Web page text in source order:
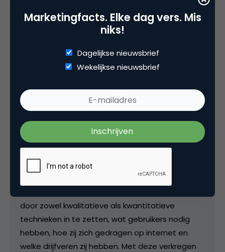
Robert-Jan van Diepen
Directeur/eigenaar bijDiepbiZniZ
What about user experience! Al meer dan 10 jaar
door zowel kwalitatieve als kwantitatieve
technieken in te zetten, wat gebruikers nodig
hebben, hoe zij zich gedragen op internet en
welke drijfveren zij hebben. Met deze verkregen
Marketingfacts. Elke dag vers. Mis
niks!
Dagelijkse nieuwsbrief
Wekelijkse nieuwsbrief